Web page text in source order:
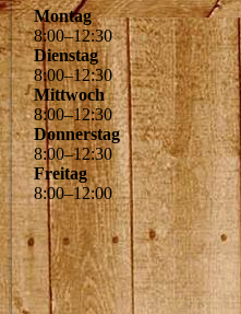
Montag
8:00–12:30
Dienstag
8:00–12:30
Mittwoch
8:00–12:30
Donnerstag
8:00–12:30
Freitag
8:00–12:00